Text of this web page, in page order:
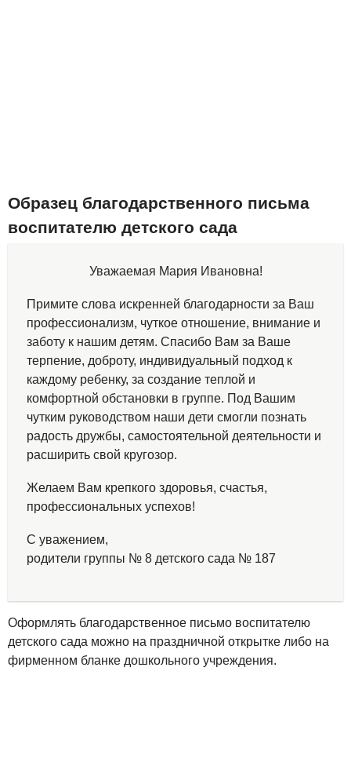
Образец благодарственного письма
воспитателю детского сада
Уважаемая Мария Ивановна!
Примите слова искренней благодарности за Ваш
профессионализм, чуткое отношение, внимание и
заботу к нашим детям. Спасибо Вам за Ваше
терпение, доброту, индивидуальный подход к
каждому ребенку, за создание теплой и
комфортной обстановки в группе. Под Вашим
чутким руководством наши дети смогли познать
радость дружбы, самостоятельной деятельности и
расширить свой кругозор.
Желаем Вам крепкого здоровья, счастья,
профессиональных успехов!
С уважением,
родители группы № 8 детского сада № 187
Оформлять благодарственное письмо воспитателю
детского сада можно на праздничной открытке либо на
фирменном бланке дошкольного учреждения.